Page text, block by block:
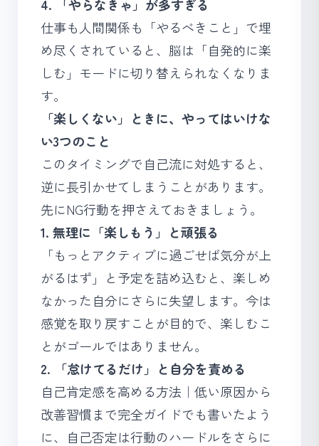
4. 「やらなきゃ」が多すぎる
仕事も人間関係も「やるべきこと」で埋
め尽くされていると、脳は「自発的に楽
しむ」モードに切り替えられなくなりま
す。
「楽しくない」ときに、やってはいけな
い3つのこと
このタイミングで自己流に対処すると、
逆に長引かせてしまうことがあります。
先にNG行動を押さえておきましょう。
1. 無理に「楽しもう」と頑張る
「もっとアクティブに過ごせば気分が上
がるはず」と予定を詰め込むと、楽しめ
なかった自分にさらに失望します。今は
感覚を取り戻すことが目的で、楽しむこ
とがゴールではありません。
2. 「怠けてるだけ」と自分を責める
自己肯定感を高める方法｜低い原因から
改善習慣まで完全ガイドでも書いたよう
に、自己否定は行動のハードルをさらに